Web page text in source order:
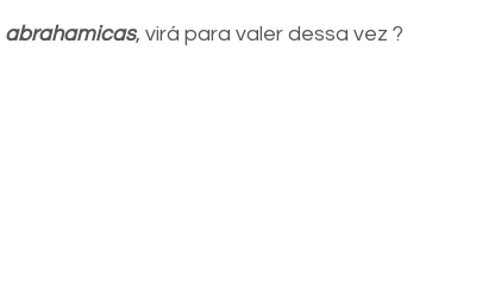
abrahamicas, virá para valer dessa vez ?